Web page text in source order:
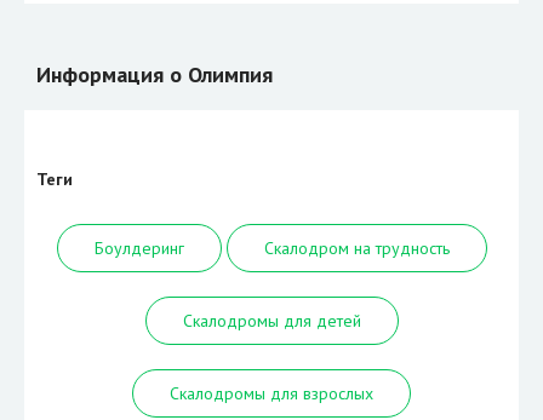
Информация о Олимпия
Теги
Боулдеринг Скалодром на трудность
Скалодромы для детей
Скалодромы для взрослых